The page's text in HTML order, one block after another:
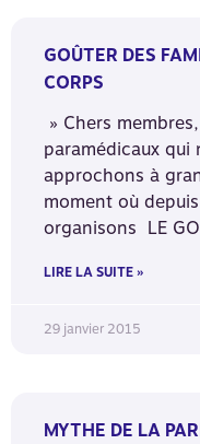
GOÛTER DES
CORPS
» Chers
paramédicaux qui
approchons à
moment où
organisons LE
LIRE LA SUITE »
29 janvier 2015
MYTHE DE LA